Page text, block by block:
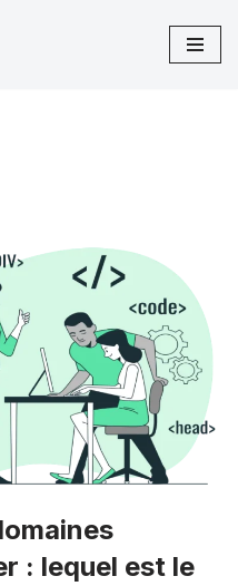
: lequel est le